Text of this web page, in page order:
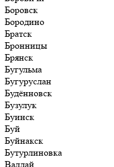
Боровск
Бородино
Братск
Бронницы
Брянск
Бугульма
Бугуруслан
Будённовск
Бузулук
Буинск
Буй
Буйнакск
Бутурлиновка
Валдай